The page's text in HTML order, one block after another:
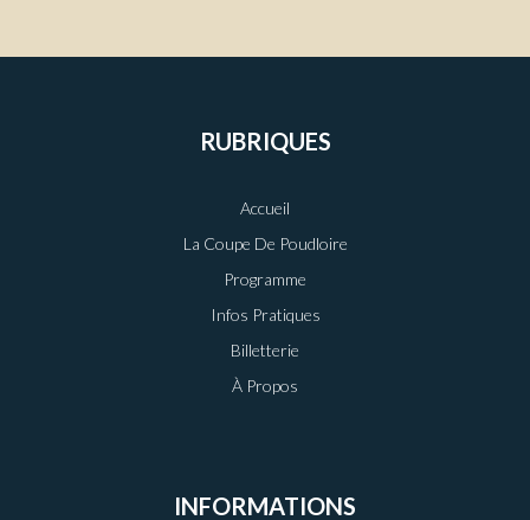
RUBRIQUES
Accueil
La Coupe De Poudloire
Programme
Infos Pratiques
Billetterie
À Propos
INFORMATIONS